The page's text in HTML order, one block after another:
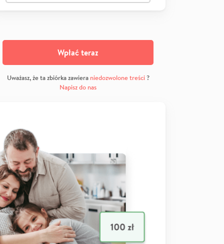
Wpłać teraz
Uważasz, że ta zbiórka zawiera niedozwolone treści?
Napisz do nas